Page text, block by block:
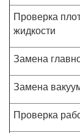
Проверка
жидкости
Замена
Замена
Проверка